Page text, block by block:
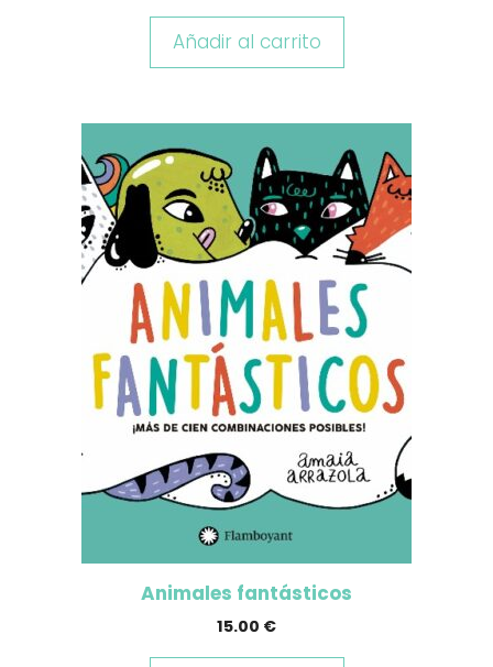
Añadir al carrito
Animales fantásticos
15.00 €